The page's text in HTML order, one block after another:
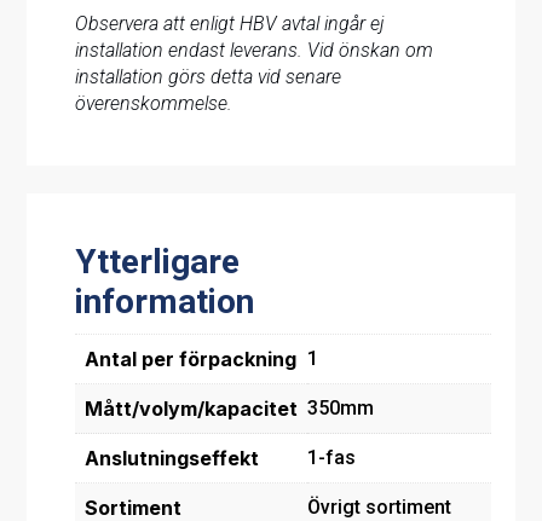
Observera att enligt HBV avtal ingår ej
installation endast leverans. Vid önskan om
installation görs detta vid senare
överenskommelse.
Ytterligare
information
Antal per förpackning 1
Mått/volym/kapacitet 350mm
Anslutningseffekt 1-fas
Sortiment Övrigt sortiment